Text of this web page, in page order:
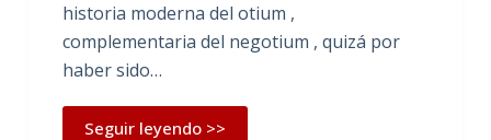
historia moderna del otium ,
complementaria del negotium , quizá por
haber sido…
Seguir leyendo >>